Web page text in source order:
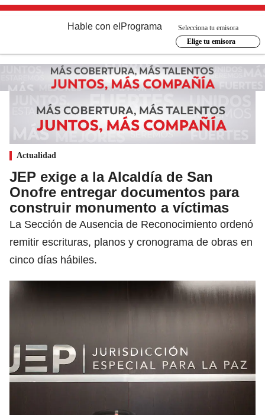
Hable con el Programa
Selecciona tu emisora
Elige tu emisora
Actualidad
JEP exige a la Alcaldía de San
Onofre entregar documentos para
construir monumento a víctimas
La Sección de Ausencia de Reconocimiento ordenó
remitir escrituras, planos y cronograma de obras en
cinco días hábiles.